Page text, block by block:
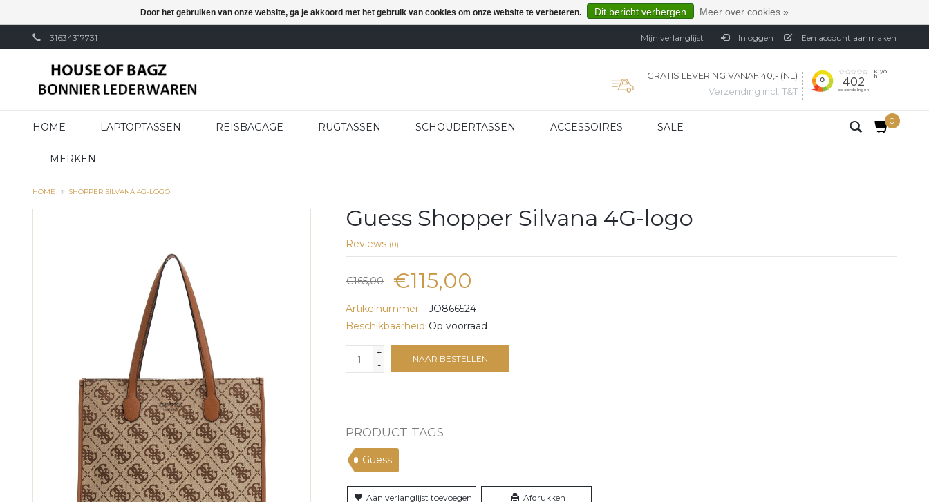
31634317731 Mijn verlanglijst Inloggen Een account aanmaken
GRATIS LEVERING VANAF 40,- (NL)
Verzending incl. T&T
HOME LAPTOPTASSEN REISBAGAGE RUGTASSEN SCHOUDERTASSEN ACCESSOIRES SALE
MERKEN
0
HOME SHOPPER SILVANA 4G-LOGO
Guess Shopper Silvana 4G-logo
Reviews (0)
€165,00 €115,00
Artikelnummer:
JO866524
Beschikbaarheid: Op voorraad
+
-
NAAR BESTELLEN
PRODUCT TAGS
Guess
Aan verlanglijst toevoegen Afdrukken
Door het gebruiken van onze website, ga je akkoord met het gebruik van cookies om onze website te verbeteren. Dit bericht verbergen Meer over cookies »